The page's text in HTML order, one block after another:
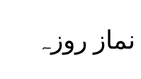
نماز روزہ